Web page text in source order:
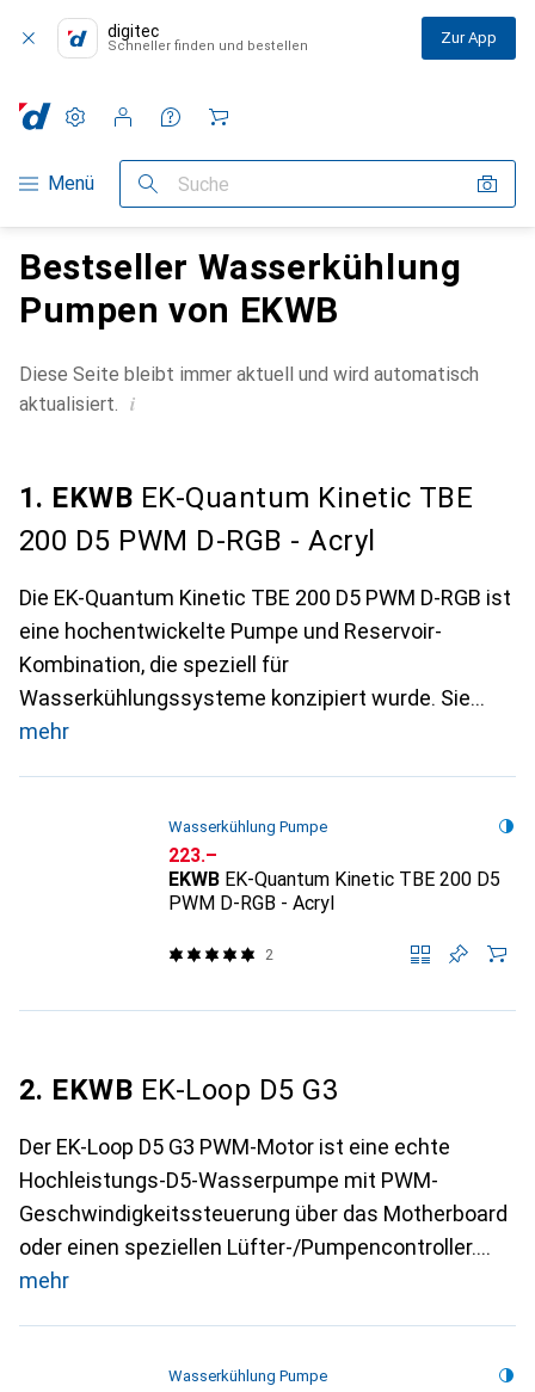
digitec
Schneller finden und bestellen Zur App
Navigation nach Kategorien
Menü Suche
Einstellungen
Kundenkonto
Vergleichslisten
Merklisten
Warenkorb
Bestseller Wasserkühlung
Pumpen von EKWB
Diese Seite bleibt immer aktuell und wird automatisch
aktualisiert. i
1. EKWB EK-Quantum Kinetic TBE
200 D5 PWM D-RGB - Acryl
Die EK-Quantum Kinetic TBE 200 D5 PWM D-RGB ist
eine hochentwickelte Pumpe und Reservoir-
Kombination, die speziell für
Wasserkühlungssysteme konzipiert wurde. Sie
mehr
Wasserkühlung Pumpe
CHF
223.–
EKWB EK-Quantum Kinetic TBE 200 D5
PWM D-RGB - Acryl
2
2. EKWB EK-Loop D5 G3
Der EK-Loop D5 G3 PWM-Motor ist eine echte
Hochleistungs-D5-Wasserpumpe mit PWM-
Geschwindigkeitssteuerung über das Motherboard
oder einen speziellen Lüfter-/Pumpencontroller.
mehr
Wasserkühlung Pumpe